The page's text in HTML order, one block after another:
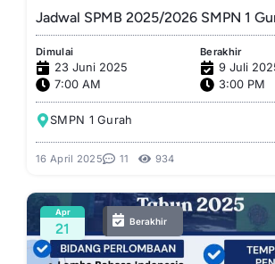
Jadwal SPMB 2025/2026 SMPN 1
Dimulai
23 Juni 2025
7:00 AM
Berakhir
9 Juli
3:00 PM
SMPN 1 Gurah
16 April 2025 11 934
Apr
21 Berakhir